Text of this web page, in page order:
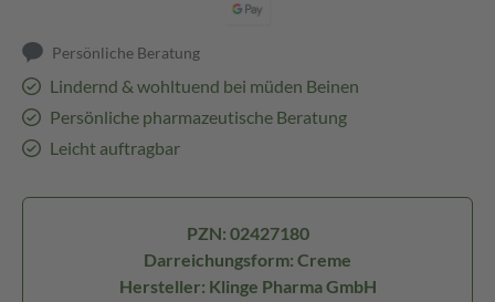
Persönliche Beratung
Lindernd & wohltuend bei müden Beinen
Persönliche pharmazeutische Beratung
Leicht auftragbar
PZN: 02427180
Darreichungsform: Creme
Hersteller: Klinge Pharma GmbH